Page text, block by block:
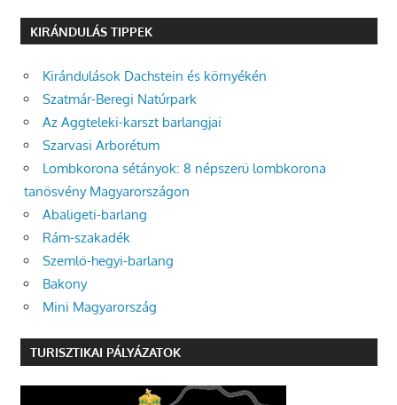
KIRÁNDULÁS TIPPEK
Kirándulások Dachstein és környékén
Szatmár-Beregi Natúrpark
Az Aggteleki-karszt barlangjai
Szarvasi Arborétum
Lombkorona sétányok: 8 népszerű lombkorona
tanösvény Magyarországon
Abaligeti-barlang
Rám-szakadék
Szemlő-hegyi-barlang
Bakony
Mini Magyarország
TURISZTIKAI PÁLYÁZATOK